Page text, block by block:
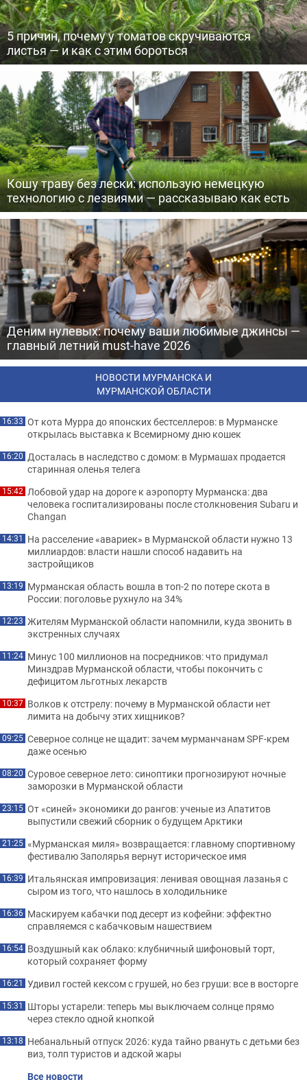
5 причин, почему у томатов скручиваются
листья — и как с этим бороться
Кошу траву без лески: использую немецкую
технологию с лезвиями — рассказываю как есть
Деним нулевых: почему ваши любимые джинсы —
главный летний must-have 2026
НОВОСТИ МУРМАНСКА И
МУРМАНСКОЙ ОБЛАСТИ
16:33 От кота Мурра до японских бестселлеров: в Мурманске
открылась выставка к Всемирному дню кошек
16:20 Досталась в наследство с домом: в Мурмашах продается
старинная оленья телега
15:42 Лобовой удар на дороге к аэропорту Мурманска: два
человека госпитализированы после столкновения Subaru и
Changan
14:31 На расселение «авариек» в Мурманской области нужно 13
миллиардов: власти нашли способ надавить на
застройщиков
13:19 Мурманская область вошла в топ-2 по потере скота в
России: поголовье рухнуло на 34%
12:23 Жителям Мурманской области напомнили, куда звонить в
экстренных случаях
11:24 Минус 100 миллионов на посредников: что придумал
Минздрав Мурманской области, чтобы покончить с
дефицитом льготных лекарств
10:37 Волков к отстрелу: почему в Мурманской области нет
лимита на добычу этих хищников?
09:25 Северное солнце не щадит: зачем мурманчанам SPF-крем
даже осенью
08:20 Суровое северное лето: синоптики прогнозируют ночные
заморозки в Мурманской области
23:15 От «синей» экономики до рангов: ученые из Апатитов
выпустили свежий сборник о будущем Арктики
21:25 «Мурманская миля» возвращается: главному спортивному
фестивалю Заполярья вернут историческое имя
16:39 Итальянская импровизация: ленивая овощная лазанья с
сыром из того, что нашлось в холодильнике
16:36 Маскируем кабачки под десерт из кофейни: эффектно
справляемся с кабачковым нашествием
16:54 Воздушный как облако: клубничный шифоновый торт,
который сохраняет форму
16:21 Удивил гостей кексом с грушей, но без груши: все в восторге
15:31 Шторы устарели: теперь мы выключаем солнце прямо
через стекло одной кнопкой
13:18 Небанальный отпуск 2026: куда тайно рвануть с детьми без
виз, толп туристов и адской жары
Все новости